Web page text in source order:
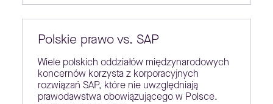
Polskie prawo vs. SAP
Wiele polskich oddziałów międzynarodowych
koncernów korzysta z korporacyjnych
rozwiązań SAP, które nie uwzględniają
prawodawstwa obowiązującego w Polsce.